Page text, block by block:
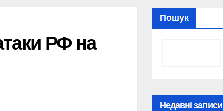
РФ на
Пошук
Недавні записи